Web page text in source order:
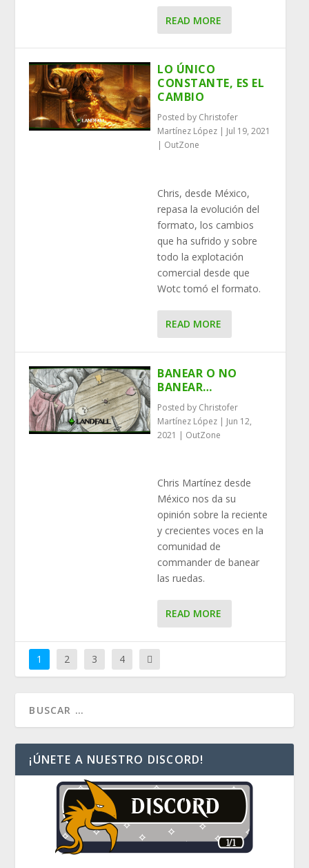
READ MORE
LO ÚNICO
CONSTANTE, ES EL
CAMBIO
Posted by Christofer
Martínez López | Jul 19, 2021
| OutZone
Chris, desde México,
repasa la evolución del
formato, los cambios
que ha sufrido y sobre
todo la explotación
comercial desde que
Wotc tomó el formato.
READ MORE
BANEAR O NO
BANEAR…
Posted by Christofer
Martínez López | Jun 12,
2021 | OutZone
Chris Martínez desde
México nos da su
opinión sobre la reciente
y crecientes voces en la
comunidad de
commander de banear
las ruedas.
READ MORE
1 2 3 4
¡ÚNETE A NUESTRO DISCORD!